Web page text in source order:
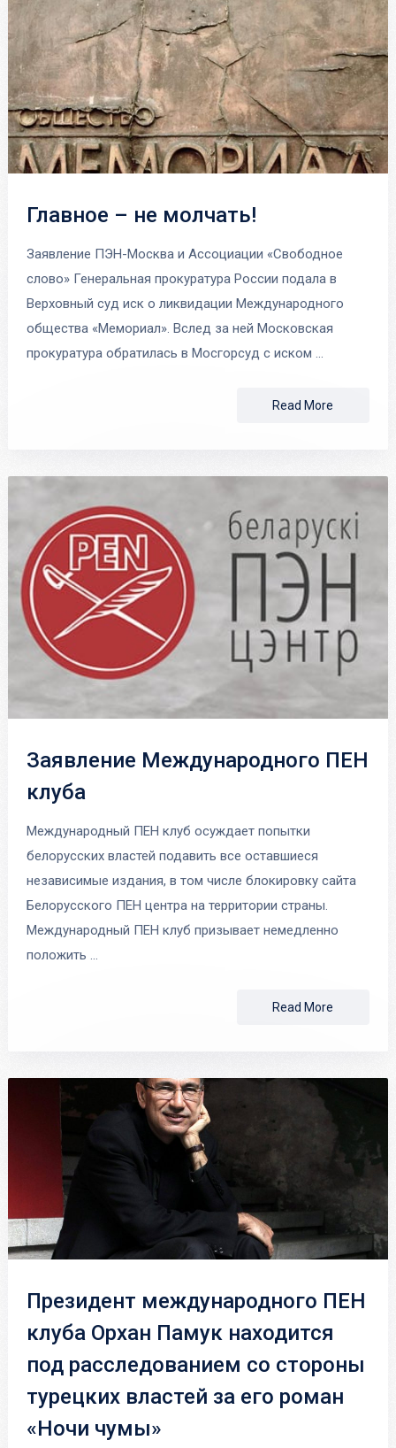
Главное – не молчать!
Заявление ПЭН-Москва и Ассоциации «Свободное
слово» Генеральная прокуратура России подала в
Верховный суд иск о ликвидации Международного
общества «Мемориал». Вслед за ней Московская
прокуратура обратилась в Мосгорсуд с иском …
Read More
Заявление Международного ПЕН
клуба
Международный ПЕН клуб осуждает попытки
белорусских властей подавить все оставшиеся
независимые издания, в том числе блокировку сайта
Белорусского ПЕН центра на территории страны.
Международный ПЕН клуб призывает немедленно
положить …
Read More
Президент международного ПЕН
клуба Орхан Памук находится
под расследованием со стороны
турецких властей за его роман
«Ночи чумы»